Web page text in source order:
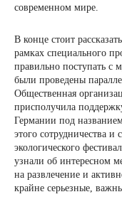
современном мире.
В конце стоит
рамках специального
правильно поступать с
были проведены
Общественная
присполучила
Германии под
этого сотрудничества
экологического
узнали об интересном
на развлечение и
крайне серьезные,